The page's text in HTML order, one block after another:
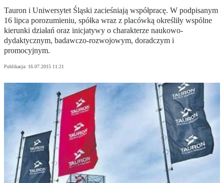
Tauron i Uniwersytet Śląski zacieśniają współpracę. W podpisanym
16 lipca porozumieniu, spółka wraz z placówką określiły wspólne
kierunki działań oraz inicjatywy o charakterze naukowo-
dydaktycznym, badawczo-rozwojowym, doradczym i
promocyjnym.
Publikacja: 16.07.2015 11:21